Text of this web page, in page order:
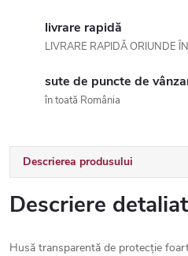
livrare rapidă
LIVRARE RAPIDĂ ORIUNDE
sute de puncte de
în toată România
Descrierea produsului
Descriere
Husă transparentă de protecție